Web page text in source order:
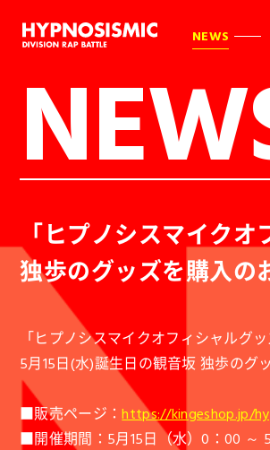
NEWS
「ヒプノシスマイク
独歩のグッズを購入の
「ヒプノシスマイクオフィシャルグ
5月15日(水)誕生日の観音坂 独歩のグ
■販売ページ：https://kingeshop.jp/
■開催期間：5月15日（水）0：00 ～